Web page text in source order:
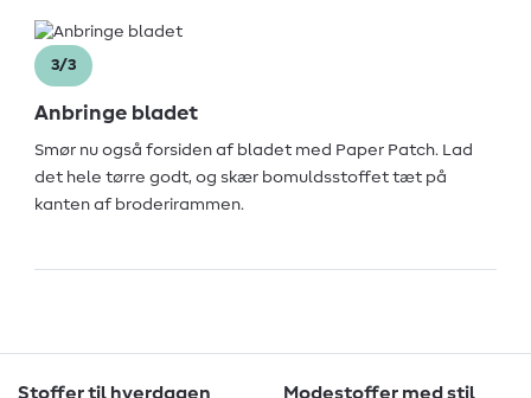
3/3
Anbringe bladet
Smør nu også forsiden af bladet med Paper Patch. Lad
det hele tørre godt, og skær bomuldsstoffet tæt på
kanten af broderirammen.
Stoffer til hverdagen Modestoffer med stil